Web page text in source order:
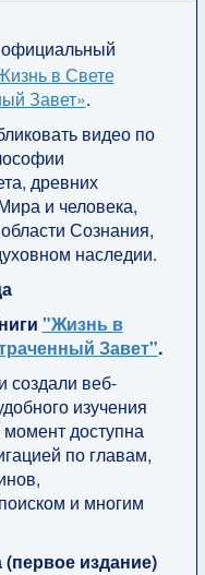
в Свете
Завет».
видео по
древних
и человека,
Сознания,
наследии.
"Жизнь в
Завет".
создали веб-
изучения
доступна
по главам,
и многим
(первое издание)